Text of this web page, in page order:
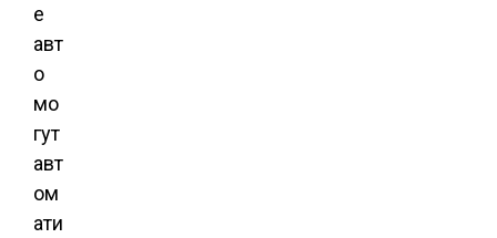
е
авт
о
мо
гут
авт
ом
ати